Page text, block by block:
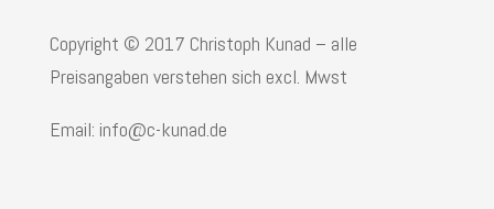
Copyright © 2017 Christoph Kunad – alle
Preisangaben verstehen sich excl. Mwst
Email: info@c-kunad.de